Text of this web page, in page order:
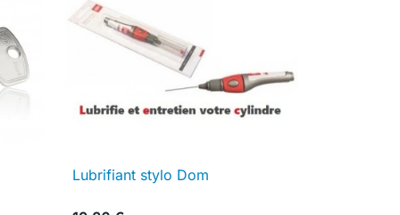
 Aperçu rapide
Lubrifiant stylo Dom